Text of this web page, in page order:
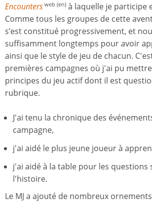
Encounters web (en) à laquelle je participe
Comme tous les groupes de cette
s’est constitué progressivement, et
suffisamment longtemps pour avoir
ainsi que le style de jeu de chacun.
premières campagnes où j'ai pu
principes du jeu actif dont il est
rubrique.
J'ai tenu la chronique des
campagne,
j'ai aidé le plus jeune joueur à
j'ai aidé à la table pour les questions
l'histoire.
Le MJ a ajouté de nombreux